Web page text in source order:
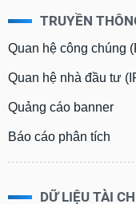
TRUYỀN
Quan hệ công chúng
Quan hệ nhà đầu tư
Quảng cáo banner
Báo cáo phân tích
DỮ LIỆU TÀI